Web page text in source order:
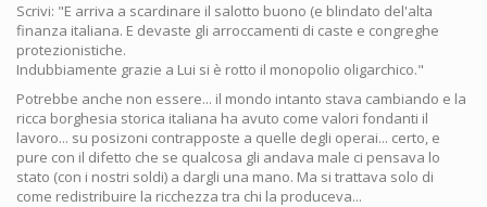
Scrivi: "E arriva a scardinare il salotto buono (e blindato del'alta
finanza italiana. E devaste gli arroccamenti di caste e congreghe
protezionistiche.
Indubbiamente grazie a Lui si è rotto il monopolio oligarchico."
Potrebbe anche non essere... il mondo intanto stava cambiando e la
ricca borghesia storica italiana ha avuto come valori fondanti il
lavoro... su posizoni contrapposte a quelle degli operai... certo, e
pure con il difetto che se qualcosa gli andava male ci pensava lo
stato (con i nostri soldi) a dargli una mano. Ma si trattava solo di
come redistribuire la ricchezza tra chi la produceva...